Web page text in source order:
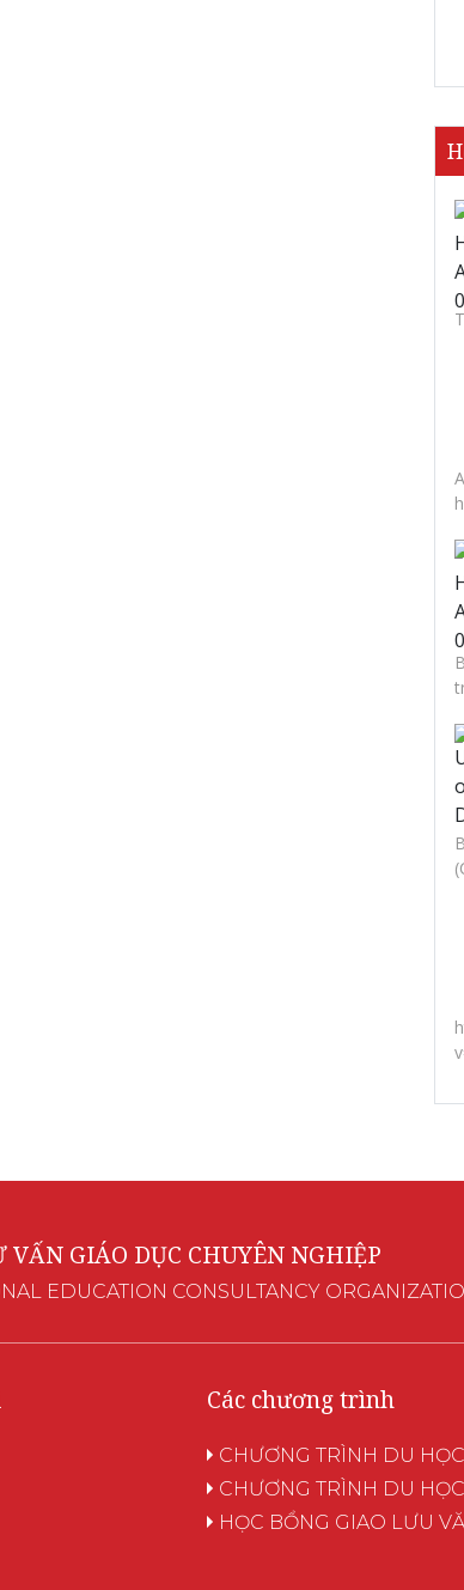
VẤN GIÁO DỤC CHUYÊN NGHIỆP
EDUCATION CONSULTANCY
Các chương trình
CHƯƠNG TRÌNH DU
CHƯƠNG TRÌNH DU
HỌC BỔNG GIAO LƯU